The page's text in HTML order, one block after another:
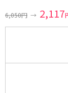
6,050円 → 2,117